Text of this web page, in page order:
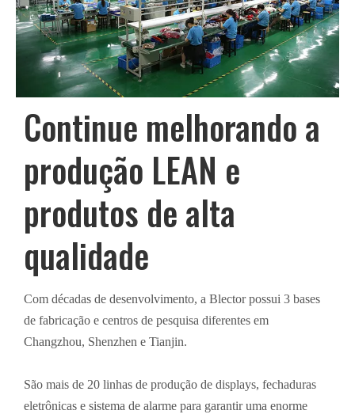
Continue melhorando a
produção LEAN e
produtos de alta
qualidade
Com décadas de desenvolvimento, a Blector possui 3 bases
de fabricação e centros de pesquisa diferentes em
Changzhou, Shenzhen e Tianjin.
São mais de 20 linhas de produção de displays, fechaduras
eletrônicas e sistema de alarme para garantir uma enorme